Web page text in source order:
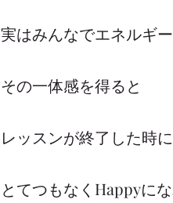
実はみんなでエネルギ
その一体感を得ると
レッスンが終了した時に
とてつもなくHappyに